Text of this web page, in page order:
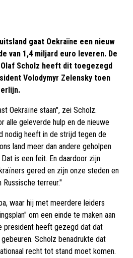
gaat Oekraïne een nieuw
van 1,4 miljard euro leveren. De
Scholz heeft dit toegezegd
Volodymyr Zelensky toen
Oekraïne staan", zei Scholz.
alle geleverde hulp en de nieuwe
nodig heeft in de strijd tegen de
land meer dan andere geholpen
is een feit. En daardoor zijn
gered en zijn onze steden en
terreur."
waar hij met meerdere leiders
om een einde te maken aan
president heeft gezegd dat dat
Scholz benadrukte dat
recht tot stand moet komen.